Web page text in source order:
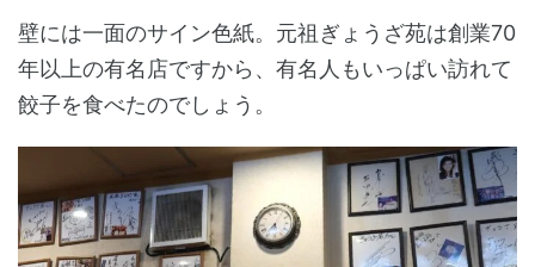
壁には一面のサイン色紙。元祖ぎょうざ苑は創業70
年以上の有名店ですから、有名人もいっぱい訪れて
餃子を食べたのでしょう。